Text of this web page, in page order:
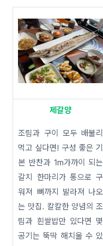
제갈양
조림과 구이 모두 배불리
먹고 싶다면! 구성 좋은 기
본 반찬과 1m가까이 되는
갈치 한마리가 통으로 구
워져 뼈까지 발라져 나오
는 맛집. 칼칼한 양념의 조
림과 흰쌀밥만 있다면 몇
공기는 뚝딱 해치울 수 있